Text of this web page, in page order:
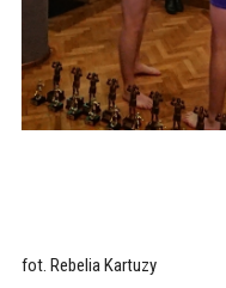
fot. Rebelia Kartuzy